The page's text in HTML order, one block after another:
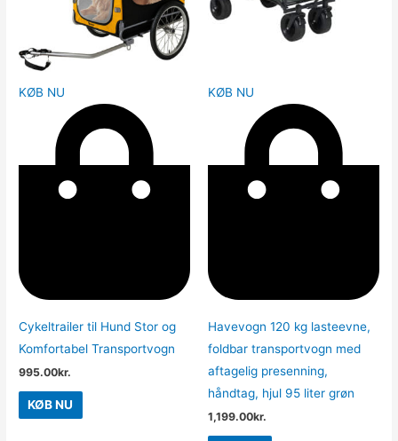
KØB NU
Cykeltrailer til Hund Stor og
Komfortabel Transportvogn
995.00kr.
KØB NU
KØB NU
Havevogn 120 kg lasteevne,
foldbar transportvogn med
aftagelig presenning,
håndtag, hjul 95 liter grøn
1,199.00kr.